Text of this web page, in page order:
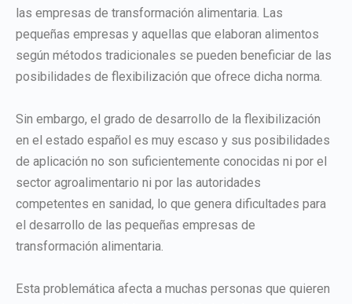
las empresas de transformación alimentaria. Las
pequeñas empresas y aquellas que elaboran alimentos
según métodos tradicionales se pueden beneficiar de las
posibilidades de flexibilización que ofrece dicha norma.
Sin embargo, el grado de desarrollo de la flexibilización
en el estado español es muy escaso y sus posibilidades
de aplicación no son suficientemente conocidas ni por el
sector agroalimentario ni por las autoridades
competentes en sanidad, lo que genera dificultades para
el desarrollo de las pequeñas empresas de
transformación alimentaria.
Esta problemática afecta a muchas personas que quieren